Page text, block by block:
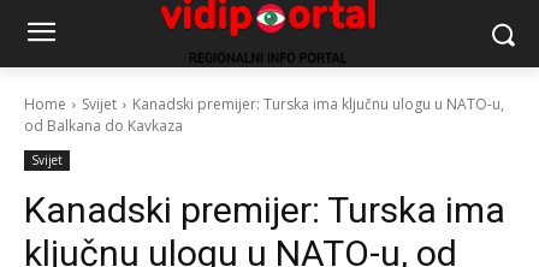
Home Svijet
Kanadski premijer: Turska ima ključnu ulogu u NATO-u,
od Balkana do Kavkaza
Svijet
Kanadski premijer: Turska ima
ključnu ulogu u NATO-u, od